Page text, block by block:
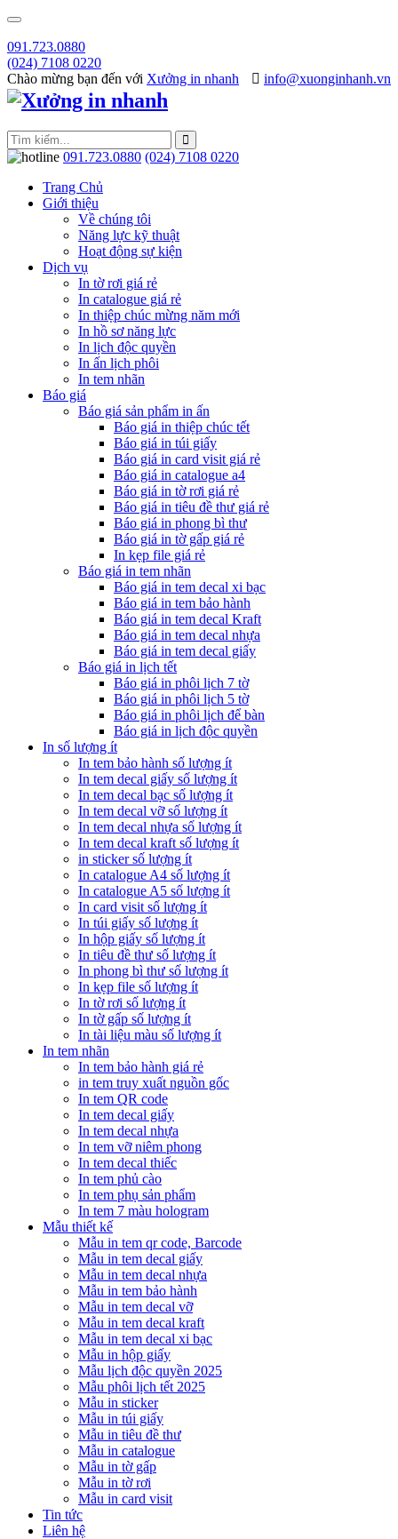
091.723.0880
(024) 7108 0220
Chào mừng bạn đến với Xưởng in nhanh info@xuonginhanh.vn
091.723.0880 (024) 7108 0220
Trang Chủ
Giới thiệu
Về chúng tôi
Năng lực kỹ thuật
Hoạt động sự kiện
Dịch vụ
In tờ rơi giá rẻ
In catalogue giá rẻ
In thiệp chúc mừng năm mới
In hồ sơ năng lực
In lịch độc quyền
In ấn lịch phôi
In tem nhãn
Báo giá
Báo giá sản phẩm in ấn
Báo giá in thiệp chúc tết
Báo giá in túi giấy
Báo giá in card visit giá rẻ
Báo giá in catalogue a4
Báo giá in tờ rơi giá rẻ
Báo giá in tiêu đề thư giá rẻ
Báo giá in phong bì thư
Báo giá in tờ gấp giá rẻ
In kẹp file giá rẻ
Báo giá in tem nhãn
Báo giá in tem decal xi bạc
Báo giá in tem bảo hành
Báo giá in tem decal Kraft
Báo giá in tem decal nhựa
Báo giá in tem decal giấy
Báo giá in lịch tết
Báo giá in phôi lịch 7 tờ
Báo giá in phôi lịch 5 tờ
Báo giá in phôi lịch để bàn
Báo giá in lịch độc quyền
In số lượng ít
In tem bảo hành số lượng ít
In tem decal giấy số lượng ít
In tem decal bạc số lượng ít
In tem decal vỡ số lượng ít
In tem decal nhựa số lượng ít
In tem decal kraft số lượng ít
in sticker số lượng ít
In catalogue A4 số lượng ít
In catalogue A5 số lượng ít
In card visit số lượng ít
In túi giấy số lượng ít
In hộp giấy số lượng ít
In tiêu đề thư số lượng ít
In phong bì thư số lượng ít
In kẹp file số lượng ít
In tờ rơi số lượng ít
In tờ gấp số lượng ít
In tài liệu màu số lượng ít
In tem nhãn
In tem bảo hành giá rẻ
in tem truy xuất nguồn gốc
In tem QR code
In tem decal giấy
In tem decal nhựa
In tem vỡ niêm phong
In tem decal thiếc
In tem phủ cào
In tem phụ sản phẩm
In tem 7 màu hologram
Mẫu thiết kế
Mẫu in tem qr code, Barcode
Mẫu in tem decal giấy
Mẫu in tem decal nhựa
Mẫu in tem bảo hành
Mẫu in tem decal vỡ
Mẫu in tem decal kraft
Mẫu in tem decal xi bạc
Mẫu in hộp giấy
Mẫu lịch độc quyền 2025
Mẫu phôi lịch tết 2025
Mẫu in sticker
Mẫu in túi giấy
Mẫu in tiêu đề thư
Mẫu in catalogue
Mẫu in tờ gấp
Mẫu in tờ rơi
Mẫu in card visit
Tin tức
Liên hệ